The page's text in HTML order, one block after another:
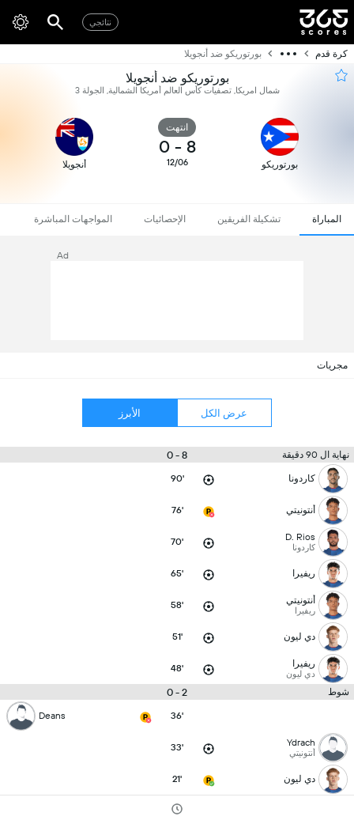
نتائجي
كرة قدم بورتوريكو ضد أنجويلا
بورتوريكو ضد أنجويلا
شمال امريكا, تصفيات كأس العالم أمريكا الشمالية, الجولة 3
بورتوريكو
انتهت
8
-
0
12/06 أنجويلا
المباراة تشكيلة الفريقين الإحصائيات المواجهات المباشرة
Ad
مجريات
عرض الكل الأبرز
نهاية ال 90 دقيقة 8 - 0
كاردونا 90'
أنتونيتي 76'
D. Rios
كاردونا 70'
ريفيرا 65'
أنتونيتي
ريفيرا 58'
دي ليون 51'
ريفيرا
دي ليون 48'
شوط 2 - 0
36'
Deans
Ydrach
أنتونيتي 33'
دي ليون 21'